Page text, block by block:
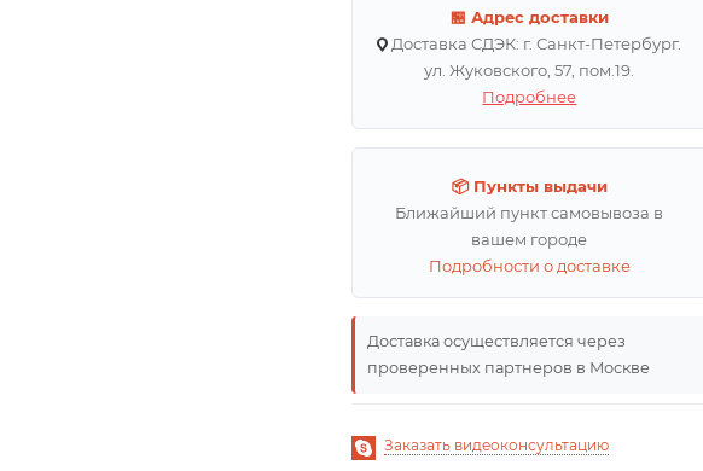
🏪 Адрес доставки
Доставка СДЭК: г. Санкт-Петербург.
ул. Жуковского, 57, пом.19.
Подробнее
📦 Пункты выдачи
Ближайший пункт самовывоза в
вашем городе
Подробности о доставке
Доставка осуществляется через
проверенных партнеров в Москве
Заказать видеоконсультацию